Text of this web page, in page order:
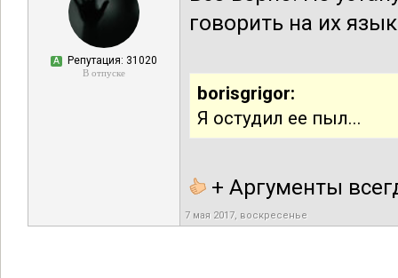
А Репутация: 31020
В отпуске
говорить на их
borisgrigor:
Я остудил ее пыл...
+ Аргументы
7 мая 2017, воскресенье